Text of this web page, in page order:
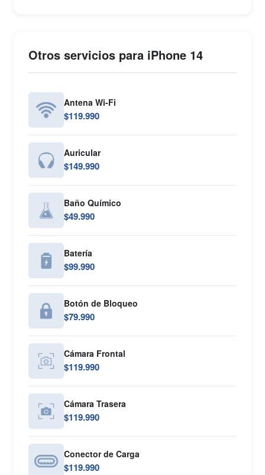
Otros servicios para iPhone 14
Antena Wi-Fi
$119.990
Auricular
$149.990
Baño Químico
$49.990
Batería
$99.990
Botón de Bloqueo
$79.990
Cámara Frontal
$119.990
Cámara Trasera
$119.990
Conector de Carga
$119.990